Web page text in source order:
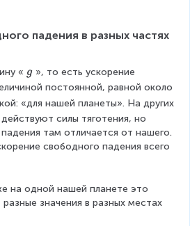
h
падения в разных частях
« \
p
m
b
g
g », то есть ускорение
постоянной, равной около
«для нашей планеты». На других
силы тяготения, но
там отличается от нашего.
свободного падения всего
на одной нашей планете это
значения в разных местах